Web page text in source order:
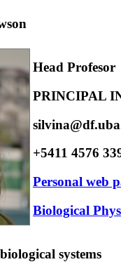
Head Profesor
PRINCIPAL
+5411 4576
Personal web
Biological
systems